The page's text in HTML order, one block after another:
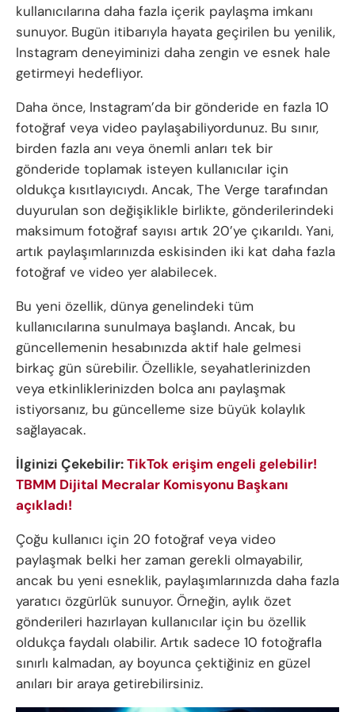
kullanıcılarına daha fazla içerik paylaşma imkanı
sunuyor. Bugün itibarıyla hayata geçirilen bu yenilik,
Instagram deneyiminizi daha zengin ve esnek hale
getirmeyi hedefliyor.
Daha önce, Instagram’da bir gönderide en fazla 10
fotoğraf veya video paylaşabiliyordunuz. Bu sınır,
birden fazla anı veya önemli anları tek bir
gönderide toplamak isteyen kullanıcılar için
oldukça kısıtlayıcıydı. Ancak, The Verge tarafından
duyurulan son değişiklikle birlikte, gönderilerindeki
maksimum fotoğraf sayısı artık 20’ye çıkarıldı. Yani,
artık paylaşımlarınızda eskisinden iki kat daha fazla
fotoğraf ve video yer alabilecek.
Bu yeni özellik, dünya genelindeki tüm
kullanıcılarına sunulmaya başlandı. Ancak, bu
güncellemenin hesabınızda aktif hale gelmesi
birkaç gün sürebilir. Özellikle, seyahatlerinizden
veya etkinliklerinizden bolca anı paylaşmak
istiyorsanız, bu güncelleme size büyük kolaylık
sağlayacak.
İlginizi Çekebilir:TikTok erişim engeli gelebilir!
TBMM Dijital Mecralar Komisyonu Başkanı
açıkladı!
Çoğu kullanıcı için 20 fotoğraf veya video
paylaşmak belki her zaman gerekli olmayabilir,
ancak bu yeni esneklik, paylaşımlarınızda daha fazla
yaratıcı özgürlük sunuyor. Örneğin, aylık özet
gönderileri hazırlayan kullanıcılar için bu özellik
oldukça faydalı olabilir. Artık sadece 10 fotoğrafla
sınırlı kalmadan, ay boyunca çektiğiniz en güzel
anıları bir araya getirebilirsiniz.